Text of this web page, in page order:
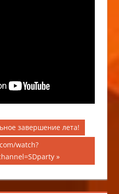
завершение лета!
watch?